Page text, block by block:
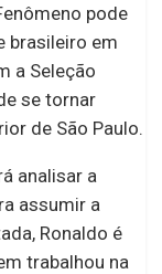
pode
brasileiro em
a Seleção
se tornar
de São Paulo.
analisar a
assumir a
Ronaldo é
trabalhou na